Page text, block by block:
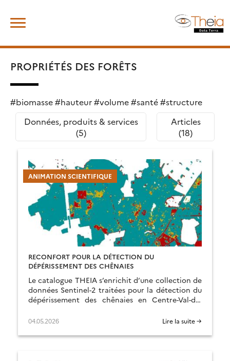
content
PROPRIÉTÉS DES FORÊTS
#biomasse #hauteur #volume #santé #structure
Données, produits & services
(5)
Articles
(18)
ANIMATION SCIENTIFIQUE
RECONFORT POUR LA DÉTECTION DU
DÉPÉRISSEMENT DES CHÊNAIES
Le catalogue THEIA s’enrichit d’une collection de
données Sentinel-2 traitées pour la détection du
dépérissement des chênaies en Centre-Val-de-
04.05.2026 Lire la suite →